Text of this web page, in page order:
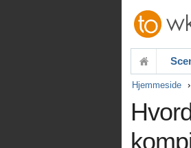
Hjemmeside